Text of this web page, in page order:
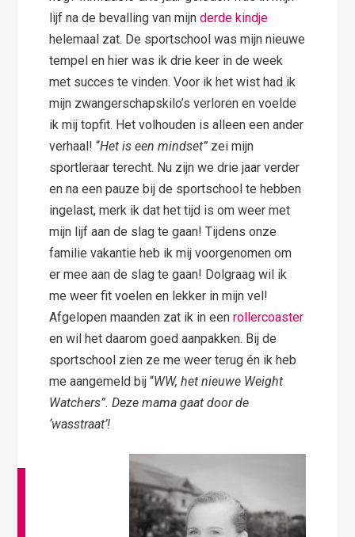
lijf na de bevalling van mijnderde kindje
helemaal zat. De sportschool was mijn nieuwe
tempel en hier was ik drie keer in de week
met succes te vinden. Voor ik het wist had ik
mijn zwangerschapskilo’s verloren en voelde
ik mij topfit. Het volhouden is alleen een ander
verhaal! “Het is een mindset” zei mijn
sportleraar terecht. Nu zijn we drie jaar verder
en na een pauze bij de sportschool te hebben
ingelast, merk ik dat het tijd is om weer met
mijn lijf aan de slag te gaan! Tijdens onze
familie vakantie heb ik mij voorgenomen om
er mee aan de slag te gaan! Dolgraag wil ik
me weer fit voelen en lekker in mijn vel!
Afgelopen maanden zat ik in eenrollercoaster
en wil het daarom goed aanpakken. Bij de
sportschool zien ze me weer terug én ik heb
me aangemeld bij “WW, het nieuwe Weight
Watchers”. Deze mama gaat door de
‘wasstraat’!